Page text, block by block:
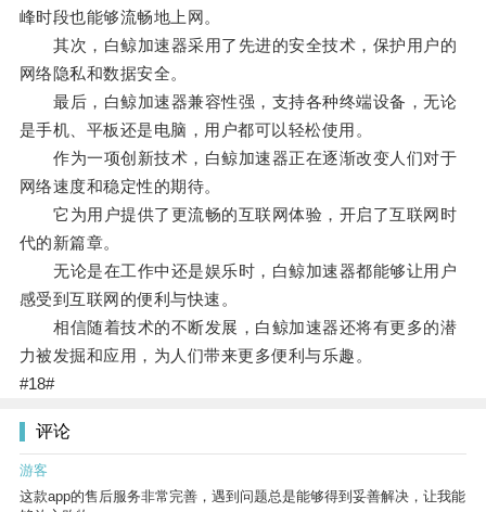
峰时段也能够流畅地上网。
其次，白鲸加速器采用了先进的安全技术，保护用户的
网络隐私和数据安全。
最后，白鲸加速器兼容性强，支持各种终端设备，无论
是手机、平板还是电脑，用户都可以轻松使用。
作为一项创新技术，白鲸加速器正在逐渐改变人们对于
网络速度和稳定性的期待。
它为用户提供了更流畅的互联网体验，开启了互联网时
代的新篇章。
无论是在工作中还是娱乐时，白鲸加速器都能够让用户
感受到互联网的便利与快速。
相信随着技术的不断发展，白鲸加速器还将有更多的潜
力被发掘和应用，为人们带来更多便利与乐趣。
#18#
评论
游客
这款app的售后服务非常完善，遇到问题总是能够得到妥善解决，让我能